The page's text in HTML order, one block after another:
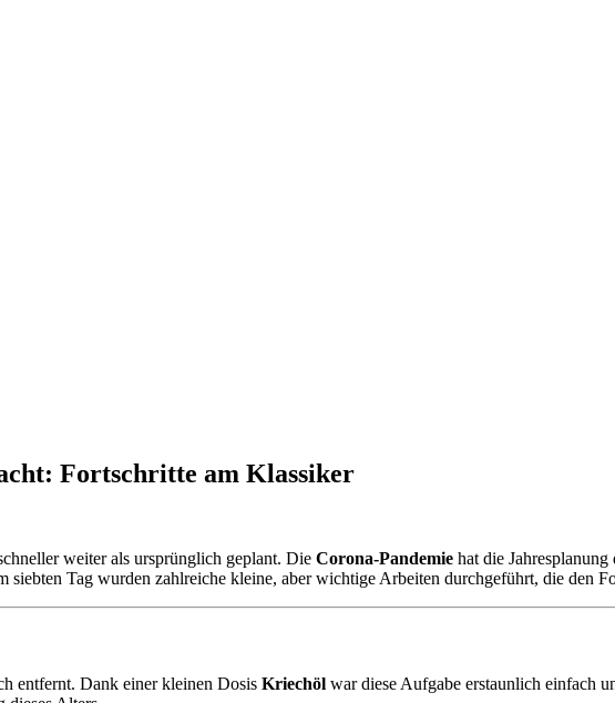
Fortschritte am Klassiker
weiter als ursprünglich geplant. Die Corona-Pandemie hat die
Tag wurden zahlreiche kleine, aber wichtige Arbeiten durchgeführt, die den
entfernt. Dank einer kleinen Dosis Kriechöl war diese Aufgabe erstaunlich einfach